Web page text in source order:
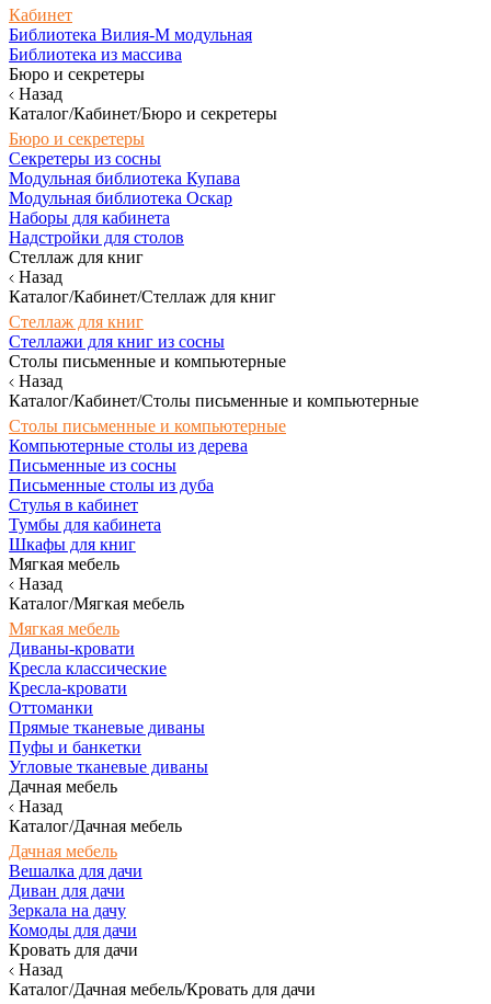
Кабинет
Библиотека Вилия-М модульная
Библиотека из массива
Бюро и секретеры
Назад
Каталог/Кабинет/Бюро и секретеры
Бюро и секретеры
Секретеры из сосны
Модульная библиотека Купава
Модульная библиотека Оскар
Наборы для кабинета
Надстройки для столов
Стеллаж для книг
Назад
Каталог/Кабинет/Стеллаж для книг
Стеллаж для книг
Стеллажи для книг из сосны
Столы письменные и компьютерные
Назад
Каталог/Кабинет/Столы письменные и компьютерные
Столы письменные и компьютерные
Компьютерные столы из дерева
Письменные из сосны
Письменные столы из дуба
Стулья в кабинет
Тумбы для кабинета
Шкафы для книг
Мягкая мебель
Назад
Каталог/Мягкая мебель
Мягкая мебель
Диваны-кровати
Кресла классические
Кресла-кровати
Оттоманки
Прямые тканевые диваны
Пуфы и банкетки
Угловые тканевые диваны
Дачная мебель
Назад
Каталог/Дачная мебель
Дачная мебель
Вешалка для дачи
Диван для дачи
Зеркала на дачу
Комоды для дачи
Кровать для дачи
Назад
Каталог/Дачная мебель/Кровать для дачи